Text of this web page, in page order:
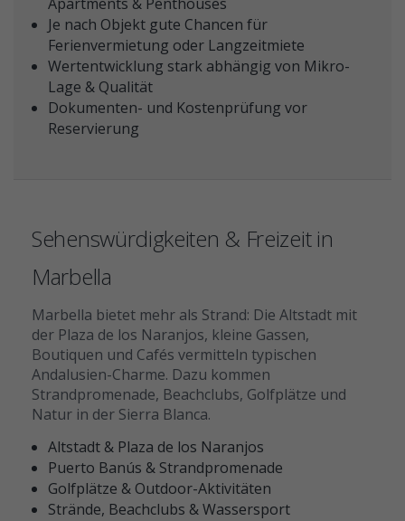
Je nach Objekt gute Chancen für
Ferienvermietung oder Langzeitmiete
Wertentwicklung stark abhängig von Mikro-
Lage & Qualität
Dokumenten- und Kostenprüfung vor
Reservierung
Sehenswürdigkeiten & Freizeit in
Marbella
Marbella bietet mehr als Strand: Die Altstadt mit
der Plaza de los Naranjos, kleine Gassen,
Boutiquen und Cafés vermitteln typischen
Andalusien-Charme. Dazu kommen
Strandpromenade, Beachclubs, Golfplätze und
Natur in der Sierra Blanca.
Altstadt & Plaza de los Naranjos
Puerto Banús & Strandpromenade
Golfplätze & Outdoor-Aktivitäten
Strände, Beachclubs & Wassersport